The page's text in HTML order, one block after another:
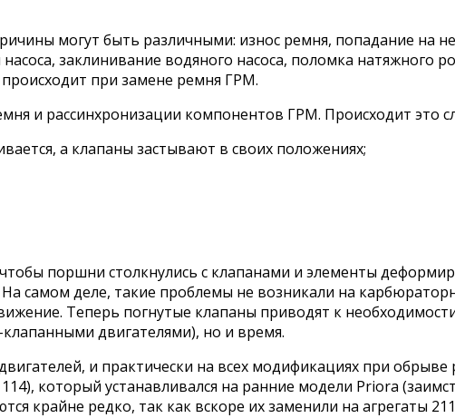
могут быть различными: износ ремня, попадание на
заклинивание водяного насоса, поломка натяжного
при замене ремня ГРМ.
и рассинхронизации компонентов ГРМ. Происходит это
а клапаны застывают в своих положениях;
поршни столкнулись с клапанами и элементы
самом деле, такие проблемы не возникали на
Теперь погнутые клапаны приводят к
двигателями), но и время.
и практически на всех модификациях при
который устанавливался на ранние модели Priora
крайне редко, так как вскоре их заменили на агрегаты